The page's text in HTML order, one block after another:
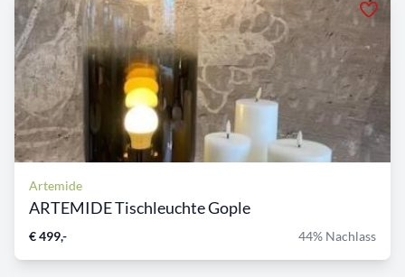
Artemide
ARTEMIDE Tischleuchte Gople
€ 499,- 44% Nachlass